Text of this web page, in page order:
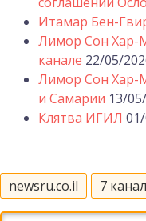
Итамар Бен-
Лимор Сон Хар-
канале 22/05/
Лимор Сон Хар-
и Самарии 13/
Клятва ИГИЛ
newsru.co.il 7 канал